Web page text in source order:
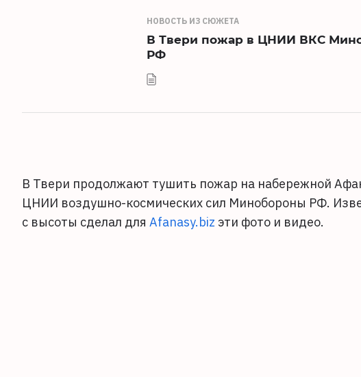
НОВОСТЬ ИЗ СЮЖЕТА
В Твери пожар в ЦНИИ ВКС
РФ
В Твери продолжают тушить пожар на набережной
ЦНИИ воздушно-космических сил Минобороны РФ.
с высоты сделал для Afanasy.biz эти фото и видео.